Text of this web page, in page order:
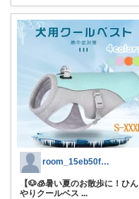
room_15eb50f250
【🐶🧊暑い夏のお散歩に！ひん
やりクールベス ...